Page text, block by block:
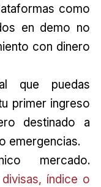
como
en demo no
con dinero
que puedas
primer ingreso
destinado a
emergencias.
mercado.
índice o